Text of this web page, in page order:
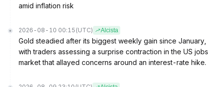
amid inflation risk
2026-08-10 00:15 (UTC) Alcista
Gold steadied after its biggest weekly gain since January,
with traders assessing a surprise contraction in the US jobs
market that allayed concerns around an interest-rate hike.